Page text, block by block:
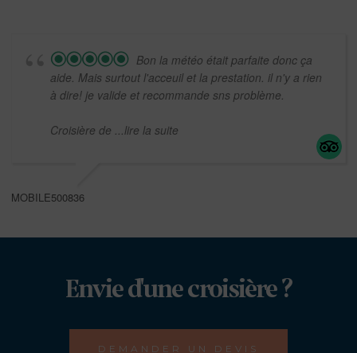
Bon la météo était parfaite donc ça
aide. Mais surtout l'acceuil et la prestation. il n'y a rien
à dire! je valide et recommande sns problème.
Croisière de ...lire la suite
MOBILE500836
Envie d'une croisière ?
DEMANDER UN DEVIS